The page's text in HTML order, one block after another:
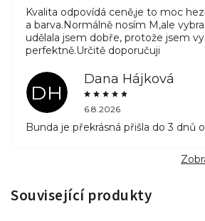
Kvalita odpovídá ceně,je to moc
a barva.Normálně nosím M,ale
udělala jsem dobře, protože jsem
perfektně.Určitě doporučuji
DH
Dana Hájková
6.8.2026
Bunda je překrásná přišla do 3 dnů
Související produkty